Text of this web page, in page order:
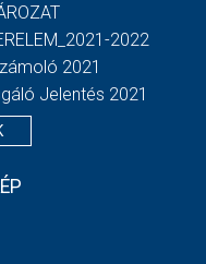
2022
2021
Jelentés 2021